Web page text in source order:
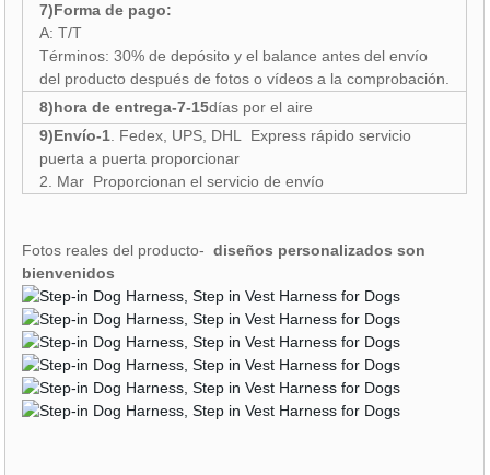
7)Forma de pago:
A: T/T
Términos: 30% de depósito y el balance antes del envío
del producto después de fotos o vídeos a la comprobación.
8)hora de entrega-7-15días por el aire
9)Envío-1 . Fedex, UPS, DHL Express rápido servicio
puerta a puerta proporcionar
2. Mar Proporcionan el servicio de envío
Fotos reales del producto-diseños personalizados son
bienvenidos